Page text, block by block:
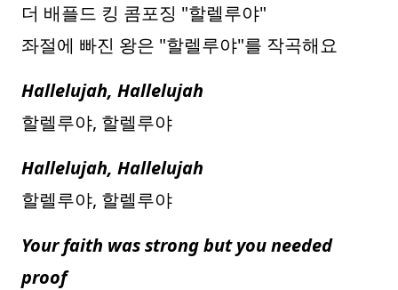
더 배플드 킹 콤포징 "할렐루야"
좌절에 빠진 왕은 "할렐루야"를 작곡해요
Hallelujah, Hallelujah
할렐루야, 할렐루야
Hallelujah, Hallelujah
할렐루야, 할렐루야
Your faith was strong but you needed
proof